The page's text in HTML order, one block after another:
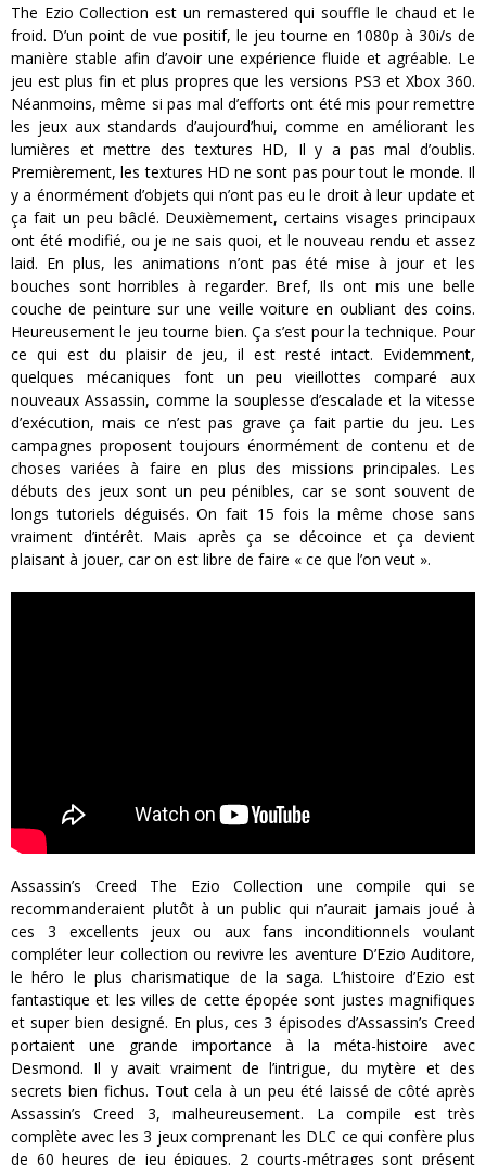
The Ezio Collection est un remastered qui souffle le chaud et le
froid. D’un point de vue positif, le jeu tourne en 1080p à 30i/s de
manière stable afin d’avoir une expérience fluide et agréable. Le
jeu est plus fin et plus propres que les versions PS3 et Xbox 360.
Néanmoins, même si pas mal d’efforts ont été mis pour remettre
les jeux aux standards d’aujourd’hui, comme en améliorant les
lumières et mettre des textures HD, Il y a pas mal d’oublis.
Premièrement, les textures HD ne sont pas pour tout le monde. Il
y a énormément d’objets qui n’ont pas eu le droit à leur update et
ça fait un peu bâclé. Deuxièmement, certains visages principaux
ont été modifié, ou je ne sais quoi, et le nouveau rendu et assez
laid. En plus, les animations n’ont pas été mise à jour et les
bouches sont horribles à regarder. Bref, Ils ont mis une belle
couche de peinture sur une veille voiture en oubliant des coins.
Heureusement le jeu tourne bien. Ça s’est pour la technique. Pour
ce qui est du plaisir de jeu, il est resté intact. Evidemment,
quelques mécaniques font un peu vieillottes comparé aux
nouveaux Assassin, comme la souplesse d’escalade et la vitesse
d’exécution, mais ce n’est pas grave ça fait partie du jeu. Les
campagnes proposent toujours énormément de contenu et de
choses variées à faire en plus des missions principales. Les
débuts des jeux sont un peu pénibles, car se sont souvent de
longs tutoriels déguisés. On fait 15 fois la même chose sans
vraiment d’intérêt. Mais après ça se décoince et ça devient
plaisant à jouer, car on est libre de faire « ce que l’on veut ».
Assassin’s Creed The Ezio Collection une compile qui se
recommanderaient plutôt à un public qui n’aurait jamais joué à
ces 3 excellents jeux ou aux fans inconditionnels voulant
compléter leur collection ou revivre les aventure D’Ezio Auditore,
le héro le plus charismatique de la saga. L’histoire d’Ezio est
fantastique et les villes de cette épopée sont justes magnifiques
et super bien designé. En plus, ces 3 épisodes d’Assassin’s Creed
portaient une grande importance à la méta-histoire avec
Desmond. Il y avait vraiment de l’intrigue, du mytère et des
secrets bien fichus. Tout cela à un peu été laissé de côté après
Assassin’s Creed 3, malheureusement. La compile est très
complète avec les 3 jeux comprenant les DLC ce qui confère plus
de 60 heures de jeu épiques. 2 courts-métrages sont présent